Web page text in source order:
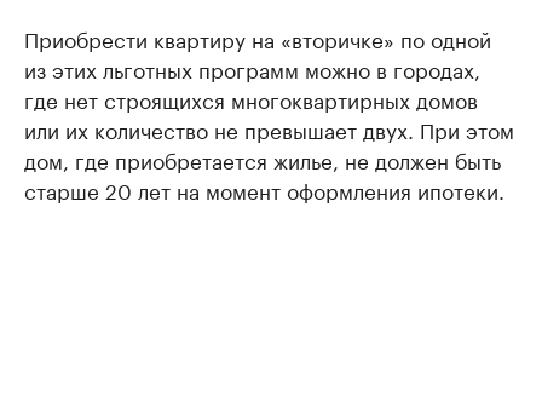
Приобрести квартиру на «вторичке» по одной
из этих льготных программ можно в городах,
где нет строящихся многоквартирных домов
или их количество не превышает двух. При этом
дом, где приобретается жилье, не должен быть
старше 20 лет на момент оформления ипотеки.